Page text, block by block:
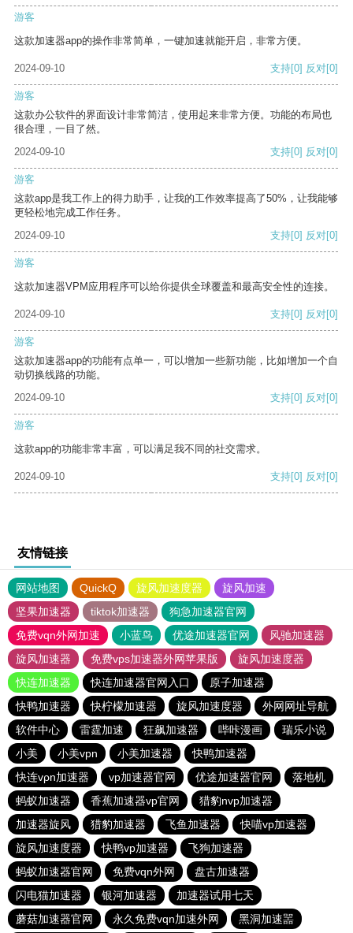
游客
这款加速器app的操作非常简单，一键加速就能开启，非常方便。
2024-09-10 支持[0] 反对[0]
游客
这款办公软件的界面设计非常简洁，使用起来非常方便。功能的布局也
很合理，一目了然。
2024-09-10
支持[0] 反对[0]
游客
这款app是我工作上的得力助手，让我的工作效率提高了50%，让我能够
更轻松地完成工作任务。
2024-09-10
支持[0] 反对[0]
游客
这款加速器VPM应用程序可以给你提供全球覆盖和最高安全性的连接。
2024-09-10 支持[0] 反对[0]
游客
这款加速器app的功能有点单一，可以增加一些新功能，比如增加一个自
动切换线路的功能。
2024-09-10
支持[0] 反对[0]
游客
这款app的功能非常丰富，可以满足我不同的社交需求。
2024-09-10 支持[0] 反对[0]
友情链接
网站地图 QuickQ 旋风加速度器
旋风加速
坚果加速器
tiktok加速器
狗急加速器官网
免费vqn外网加速
小蓝鸟 优途加速器官网
风驰加速器
旋风加速器
免费vps加速器外网苹果版
旋风加速度器
快连加速器
快连加速器官网入口
原子加速器
快鸭加速器
快柠檬加速器 旋风加速度器
外网网址导航
软件中心
雷霆加速 狂飙加速器 哔咔漫画
瑞乐小说
小美
小美vpn 小美加速器
快鸭加速器
快连vρn加速器
vp加速器官网 优途加速器官网
落地机
蚂蚁加速器
香蕉加速器vp官网
猎豹nvp加速器
加速器旋风
猎豹加速器 飞鱼加速器
快喵vp加速器
旋风加速度器
快鸭vp加速器
飞狗加速器
蚂蚁加速器官网
免费vqn外网
盘古加速器
闪电猫加速器
银河加速器
加速器试用七天
蘑菇加速器官网
永久免费vqn加速外网 黑洞加速噐